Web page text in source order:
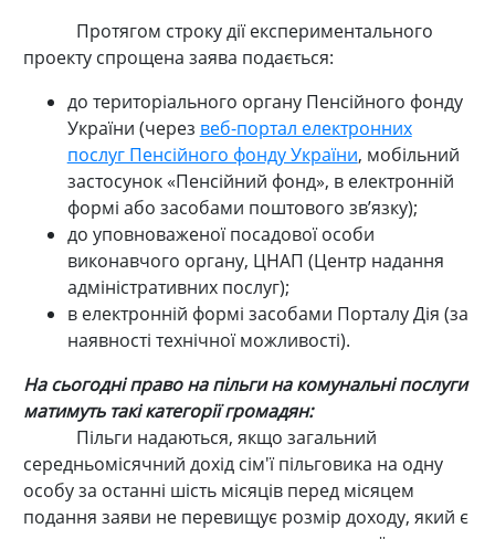
Протягом строку дії експериментального
проекту спрощена заява подається:
до територіального органу Пенсійного фонду
України (через веб-портал електронних
послуг Пенсійного фонду України, мобільний
застосунок «Пенсійний фонд», в електронній
формі або засобами поштового зв’язку);
до уповноваженої посадової особи
виконавчого органу, ЦНАП (Центр надання
адміністративних послуг);
в електронній формі засобами Порталу Дія (за
наявності технічної можливості).
На сьогодні право на пільги на комунальні послуги
матимуть такі категорії громадян:
Пільги надаються, якщо загальний
середньомісячний дохід сім'ї пільговика на одну
особу за останні шість місяців перед місяцем
подання заяви не перевищує розмір доходу, який є